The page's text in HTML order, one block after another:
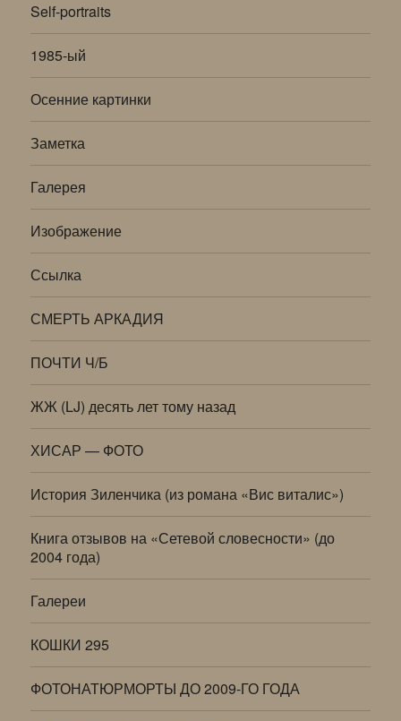
Self-portraits
1985-ый
Осенние картинки
Заметка
Галерея
Изображение
Ссылка
СМЕРТЬ АРКАДИЯ
ПОЧТИ Ч/Б
ЖЖ (LJ) десять лет тому назад
ХИСАР — ФОТО
История Зиленчика (из романа «Вис виталис»)
Книга отзывов на «Сетевой словесности» (до
2004 года)
Галереи
КОШКИ 295
ФОТОНАТЮРМОРТЫ ДО 2009-ГО ГОДА